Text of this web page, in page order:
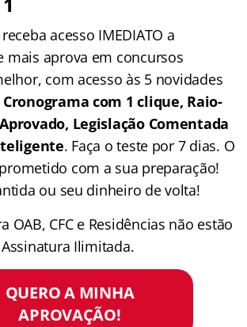
acesso IMEDIATO a
mais aprova em concursos
com acesso às 5 novidades
Cronograma com 1 clique, Raio-
Legislação Comentada
. Faça o teste por 7 dias. O
com a sua preparação!
ou seu dinheiro de volta!
OAB, CFC e Residências não estão
Ilimitada.
QUERO A MINHA
APROVAÇÃO!